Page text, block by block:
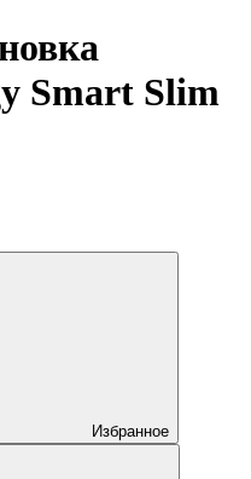
Smart Slim
Избранное